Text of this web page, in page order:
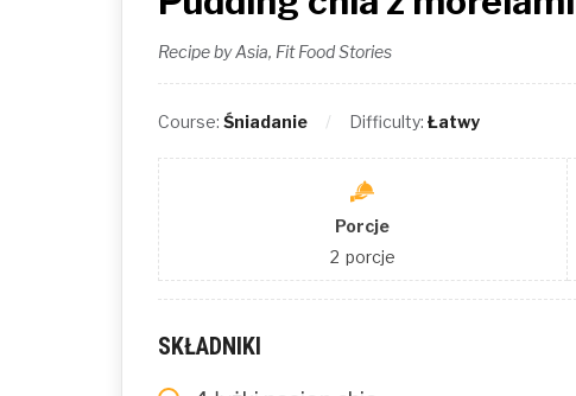
Recipe by Asia, Fit Food Stories
Course: Śniadanie Difficulty: Łatwy
Porcje
2 porcje
SKŁADNIKI